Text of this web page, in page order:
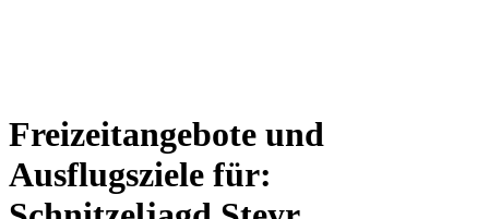
Freizeitangebote und
Ausflugsziele für: